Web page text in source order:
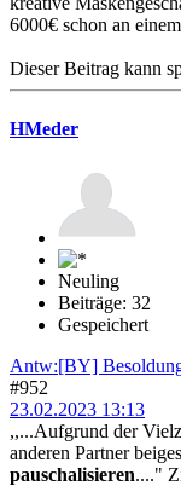
6000€ schon an
Dieser Beitrag kann
HMeder
Neuling
Beiträge: 32
Gespeichert
Antw:[BY]
#952
23.02.2023 13:13
,,...Aufgrund der
anderen Partner
pauschalisieren...."